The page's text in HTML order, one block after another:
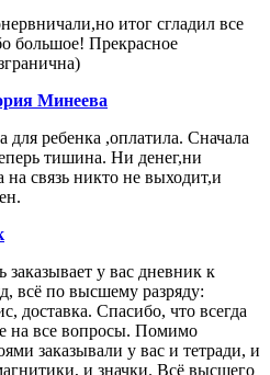
итог сгладил все
большое! Прекрасное
Минеева
для ребенка ,оплатила. Сначала
тишина. Ни денег,ни
на связь никто не выходит,и
у вас дневник к
всё по высшему разряду:
доставка. Спасибо, что всегда
на все вопросы. Помимо
заказывали у вас и тетради, и
и значки. Всё высшего